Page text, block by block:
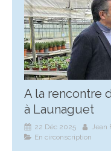
A la rencontre
à Launaguet
22 Déc 2025
Jean
En circonscription